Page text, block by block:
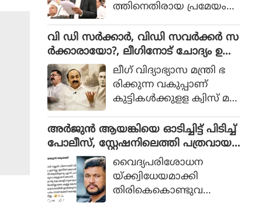
ത്തിനെതിരായ പ്രമേയം
പാസാക്കാനൊരുങ്ങി ത
മിഴ്നാട്. മുഖ്യമന്ത്രി സി
ജോസഫ് വിജയുടെ
നേതൃത്വത്തില്‍ സംസ്ഥാന
ത്തെ എം പിമാരുമായി നട
ന്ന കൂടിക്കാഴ്ചയ്ക്ക്
പിന്നാലെയാണ്
തീരുമാനം.
വി ഡി സർക്കാർ, വിഡി സവർക്കർ സ
ർക്കാരായോ?, ലീഗിനോട് ചോദ്യം ഉയ
ർത്തി കെ ടി ജലീൽലീഗ് വിദ്യാഭ്യാസ മന്ത്രി ഭ
രിക്കുന്ന വകുപ്പാണ്
കുട്ടികള്‍ക്കുളള ക്വിസ് മ
സമരത്തില്‍ ഏറ്റവും
കൂടുതല്‍ ജയിലില്‍ കിടന്ന
സ്വാതന്ത്ര്യസമര സേനാനി
'സവര്‍ക്കര്‍' ആണെന്ന ത
രത്തില്‍ ഉത്തരം കിട്ടുന്ന
ചോദ്യം ചോദിപ്പിച്ച് സവ
അർജുൻ ആയങ്കിയെ ഓടിച്ചിട്ട് പിടിച്ച്
പോലീസ്, സ്റ്റേഷനിലെത്തി പത്രവായ
ന, കടലിൽ കാണാതായവരെ
കിട്ടിയോ എന്ന് പരിഹാസം
വൈദ്യപരിശോധന
യ്ക്ക്വിധേയമാക്കി
തിരികെകൊണ്ടുവ